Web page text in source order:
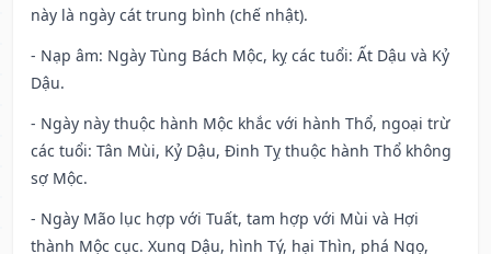
này là ngày cát trung bình (chế nhật).
- Nạp âm: Ngày Tùng Bách Mộc, kỵ các tuổi: Ất Dậu và Kỷ
Dậu.
- Ngày này thuộc hành Mộc khắc với hành Thổ, ngoại trừ
các tuổi: Tân Mùi, Kỷ Dậu, Đinh Tỵ thuộc hành Thổ không
sợ Mộc.
- Ngày Mão lục hợp với Tuất, tam hợp với Mùi và Hợi
thành Mộc cục. Xung Dậu, hình Tý, hại Thìn, phá Ngọ,